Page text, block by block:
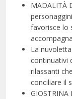
MADALITÀ
favorisce lo
La
continuativi
rilassanti
conciliare il